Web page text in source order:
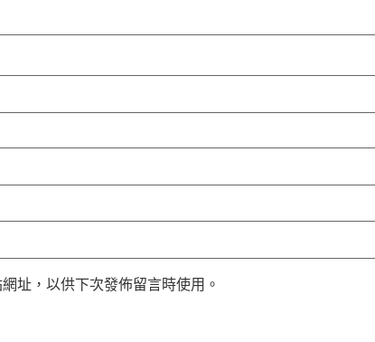
址，以供下次發佈留言時使用。